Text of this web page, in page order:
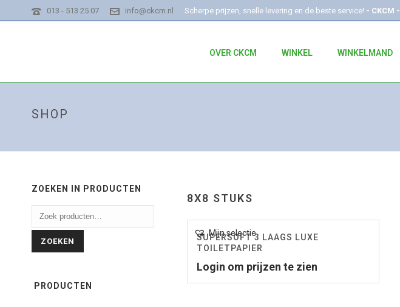
013 - 513 25 07 info@ckcm.nl Scherpe prijzen, snelle levering en de beste service! - CKCM -
OVER CKCM WINKEL WINKELMAND
SHOP
8X8 STUKS
Mijn selectie
SUPERSOFT 3 LAAGS LUXE
TOILETPAPIER
Login om prijzen te zien
ZOEKEN IN PRODUCTEN
ZOEKEN
PRODUCTEN